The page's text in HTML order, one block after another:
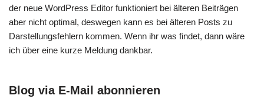
der neue WordPress Editor funktioniert bei älteren Beiträgen
aber nicht optimal, deswegen kann es bei älteren Posts zu
Darstellungsfehlern kommen. Wenn ihr was findet, dann wäre
ich über eine kurze Meldung dankbar.
Blog via E-Mail abonnieren